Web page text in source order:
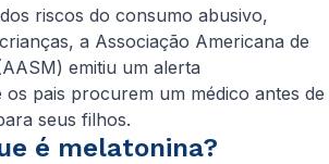
riscos do consumo abusivo,
a Associação Americana de
emitiu um alerta
os pais procurem um médico antes de
seus filhos.
é melatonina?